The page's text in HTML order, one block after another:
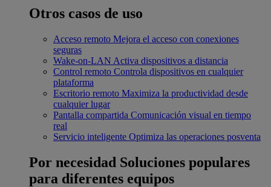
Otros casos de uso
Acceso remoto Mejora el acceso con conexiones
seguras
Wake-on-LAN Activa dispositivos a distancia
Control remoto Controla dispositivos en cualquier
plataforma
Escritorio remoto Maximiza la productividad desde
cualquier lugar
Pantalla compartida Comunicación visual en tiempo
real
Servicio inteligente Optimiza las operaciones posventa
Por necesidad Soluciones populares
para diferentes equipos